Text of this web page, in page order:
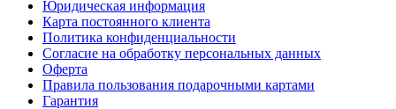
Юридическая информация
Карта постоянного клиента
Политика конфиденциальности
Согласие на обработку персональных данных
Оферта
Правила пользования подарочными картами
Гарантия